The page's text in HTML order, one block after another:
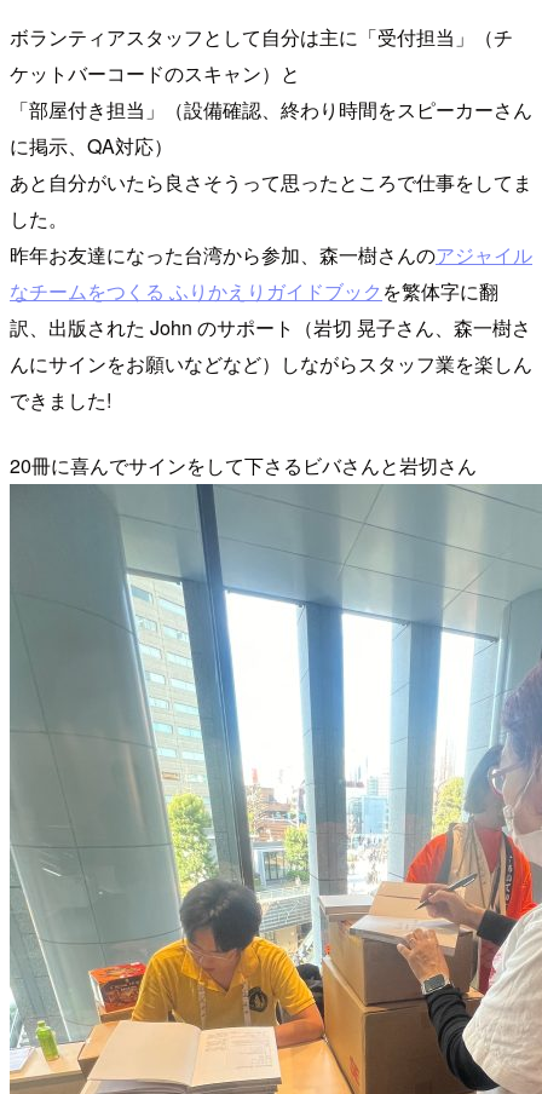
ボランティアスタッフとして自分は主に「受付担当」（チ
ケットバーコードのスキャン）と
「部屋付き担当」（設備確認、終わり時間をスピーカーさん
に掲示、QA対応）
あと自分がいたら良さそうって思ったところで仕事をしてま
した。
昨年お友達になった台湾から参加、森一樹さんのアジャイル
なチームをつくる ふりかえりガイドブック を繁体字に翻
訳、出版された John のサポート（岩切 晃子さん、森一樹さ
んにサインをお願いなどなど）しながらスタッフ業を楽しん
できました!
20冊に喜んでサインをして下さるビバさんと岩切さん